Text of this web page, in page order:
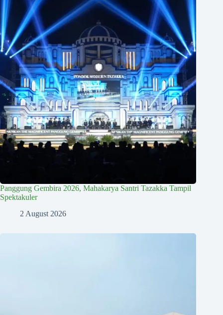
Panggung Gembira 2026, Mahakarya Santri Tazakka Tampil
Spektakuler
2 August 2026